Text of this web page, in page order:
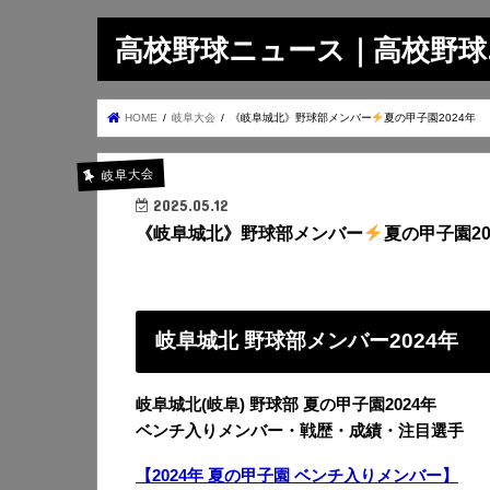
高校野球ニュース｜高校野
HOME 岐阜大会 《岐阜城北》野球部メンバー 夏の甲子園2024年
岐阜大会
2025.05.12
《岐阜城北》野球部メンバー 夏の甲子園
岐阜城北 野球部メンバー2024年
岐阜城北(岐阜) 野球部 夏の甲子園2024年
ベンチ入りメンバー・戦歴・成績・注目選手
【2024年 夏の甲子園 ベンチ入りメンバー】